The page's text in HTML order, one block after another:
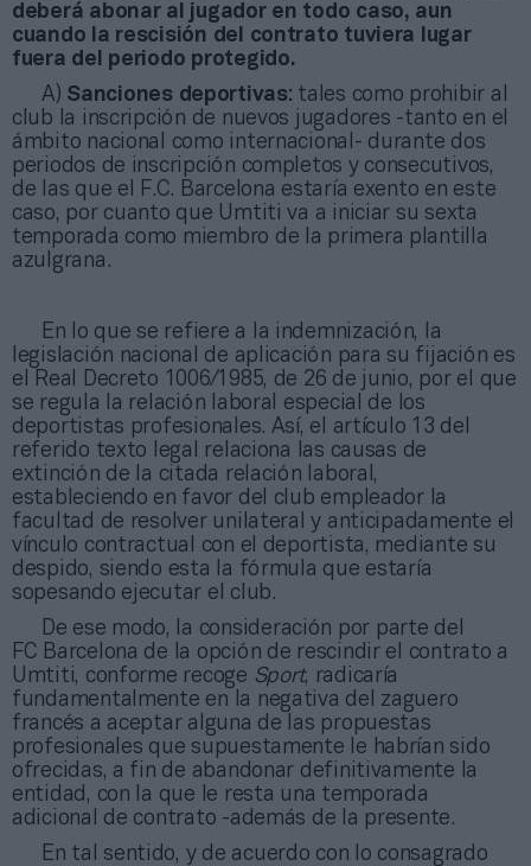
deberá abonar al jugador en todo caso, aun
cuando la rescisión del contrato tuviera lugar
fuera del periodo protegido.
A) Sanciones deportivas: tales como prohibir al
club la inscripción de nuevos jugadores -tanto en el
ámbito nacional como internacional- durante dos
periodos de inscripción completos y consecutivos,
de las que el F.C. Barcelona estaría exento en este
caso, por cuanto que Umtiti va a iniciar su sexta
temporada como miembro de la primera plantilla
azulgrana.
En lo que se refiere a la indemnización, la
legislación nacional de aplicación para su fijación es
el Real Decreto 1006/1985, de 26 de junio, por el que
se regula la relación laboral especial de los
deportistas profesionales. Así, el artículo 13 del
referido texto legal relaciona las causas de
extinción de la citada relación laboral,
estableciendo en favor del club empleador la
facultad de resolver unilateral y anticipadamente el
vínculo contractual con el deportista, mediante su
despido, siendo esta la fórmula que estaría
sopesando ejecutar el club.
De ese modo, la consideración por parte del
FC Barcelona de la opción de rescindir el contrato a
Umtiti, conforme recoge Sport, radicaría
fundamentalmente en la negativa del zaguero
francés a aceptar alguna de las propuestas
profesionales que supuestamente le habrían sido
ofrecidas, a fin de abandonar definitivamente la
entidad, con la que le resta una temporada
adicional de contrato -además de la presente.
En tal sentido, y de acuerdo con lo consagrado